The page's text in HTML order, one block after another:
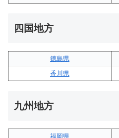
四国地方
徳島県
香川県
九州地方
福岡県